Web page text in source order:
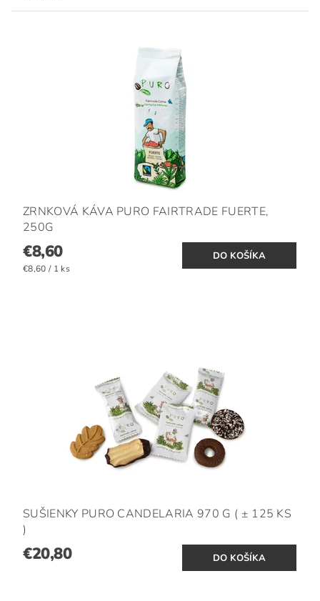
ZRNKOVÁ KÁVA PURO FAIRTRADE FUERTE,
250G
€8,60
€8,60 / 1 ks
SUŠIENKY PURO CANDELARIA 970 G ( ± 125 KS
)
€20,80